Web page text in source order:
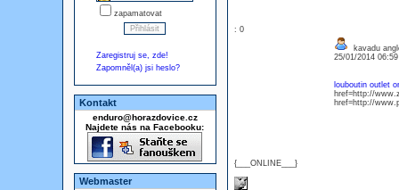
zapamatovat
Zaregistruj se, zde!
Zapomněl(a) jsi heslo?
Kontakt
enduro@horazdovice.cz
Najdete nás na Facebooku:
Webmaster
: 0
{___ONLINE___}
kavadu
25/01/2014
louboutin outlet
href=http://
href=http://